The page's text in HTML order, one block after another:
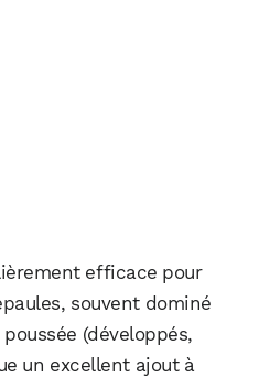
efficace pour
souvent dominé
(développés,
un excellent ajout à